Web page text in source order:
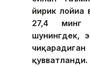
йирик
27,4 минг
шунингдек,